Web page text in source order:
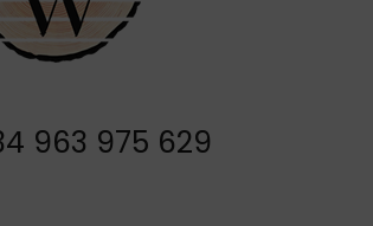
963 975 629